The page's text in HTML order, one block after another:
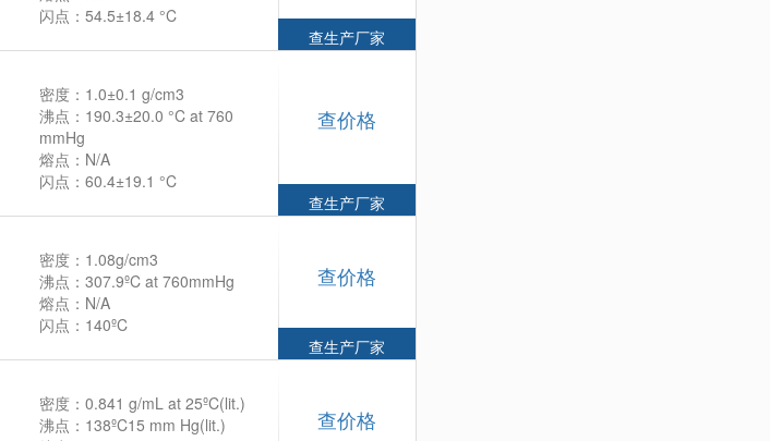
闪点：54.5±18.4 °C
查生产厂家
密度：1.0±0.1 g/cm3
沸点：190.3±20.0 °C at 760
mmHg
熔点：N/A
闪点：60.4±19.1 °C
查价格
查生产厂家
密度：1.08g/cm3
沸点：307.9ºC at 760mmHg
熔点：N/A
闪点：140ºC
查价格
查生产厂家
密度：0.841 g/mL at 25ºC(lit.)
沸点：138ºC15 mm Hg(lit.)
查价格